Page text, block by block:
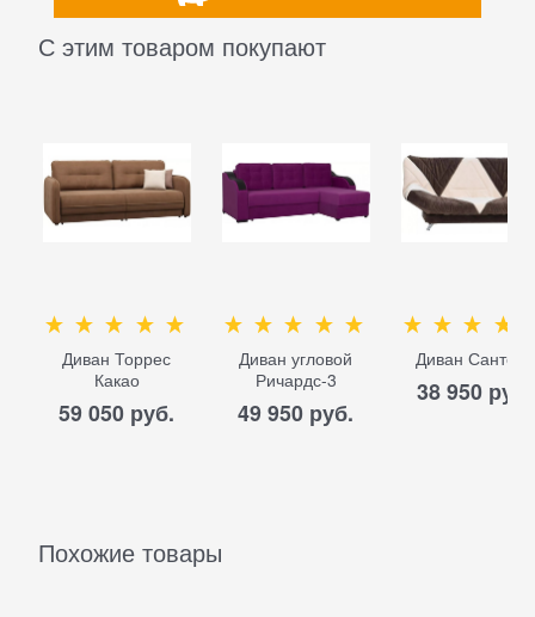
С этим товаром покупают
Диван Торрес
Какао
59 050 руб.
Диван угловой
Ричардс-3
49 950 руб.
Диван Сантери
38 950 руб.
Похожие товары